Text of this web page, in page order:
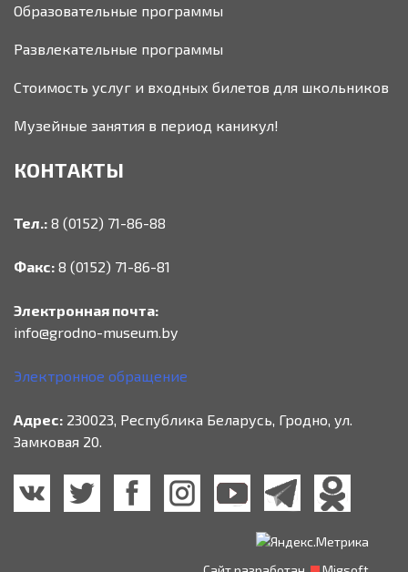
Образовательные программы
Развлекательные программы
Стоимость услуг и входных билетов для школьников
Музейные занятия в период каникул!
КОНТАКТЫ
Тел.: 8 (0152) 71-86-88
Факс: 8 (0152) 71-86-81
Электронная почта:
info@grodno-museum.by
Электронное обращение
Адрес: 230023, Республика Беларусь, Гродно, ул.
Замковая 20.